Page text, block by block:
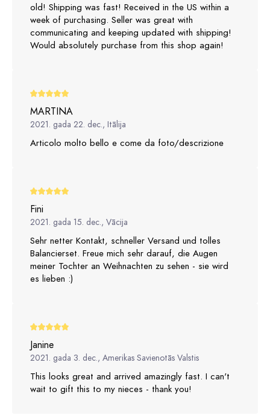
old! Shipping was fast! Received in the US within a
week of purchasing. Seller was great with
communicating and keeping updated with shipping!
Would absolutely purchase from this shop again!
MARTINA
2021. gada 22. dec., Itālija
Articolo molto bello e come da foto/descrizione
Fini
2021. gada 15. dec., Vācija
Sehr netter Kontakt, schneller Versand und tolles
Balancierset. Freue mich sehr darauf, die Augen
meiner Tochter an Weihnachten zu sehen - sie wird
es lieben :)
Janine
2021. gada 3. dec., Amerikas Savienotās Valstis
This looks great and arrived amazingly fast. I can't
wait to gift this to my nieces - thank you!